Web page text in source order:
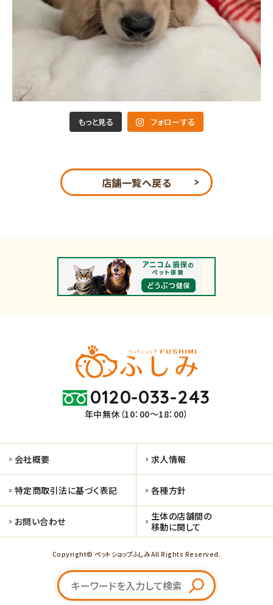
もっと見る フォローする
店舗一覧へ戻る
0120-033-243
年中無休（10：00～18：00）
会社概要 求人情報
特定商取引法に基づく表記 各種方針
お問い合わせ
生体の店舗間の
移動に関して
Copyright© ペットショップふしみ All Rights Reserved.